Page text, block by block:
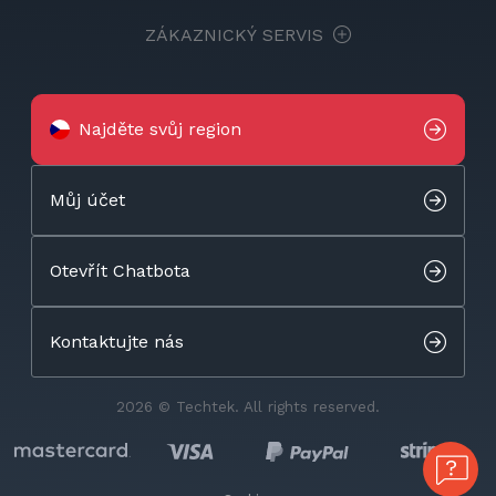
ZÁKAZNICKÝ SERVIS
Najděte svůj region
Můj účet
Otevřít Chatbota
Kontaktujte nás
2026 © Techtek. All rights reserved.